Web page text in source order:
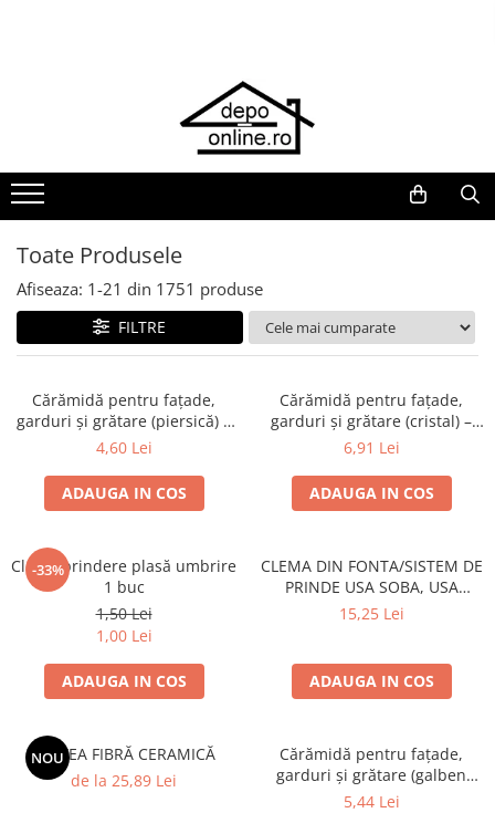
Grătare barbeque din fontă
România
PLITE DIN FONTĂ
GRĂTARE DE GRĂDINĂ
Cuptoare de pizza
Grătare din fontă
Grătare electrice
GRĂTARE PE GAZ
UȘI DIN FONTĂ
Uși de cuptor
Uși pentru sobă și șemineu
VASE DE GĂTIT
Vase pentru gătit din fontă
Vase pentru gătit din inox
Toate Produsele
Afiseaza: 1-21 din 1751 produse
FILTRE
Cărămidă pentru fațade,
garduri și grătare (piersică) –
250 × 120 × 65 mm
4,60 Lei
ADAUGA IN COS
Cărămidă pentru fațade,
garduri și grătare (cristal) –
250 × 120 × 65 mm
6,91 Lei
ADAUGA IN COS
-33%
Clemă prindere plasă umbrire
1 buc
1,50 Lei
1,00 Lei
ADAUGA IN COS
CLEMA DIN FONTA/SISTEM DE
PRINDE USA SOBA, USA
SEMINEU
15,25 Lei
ADAUGA IN COS
NOU
SALTEA FIBRĂ CERAMICĂ
de la 25,89 Lei
Cărămidă pentru fațade,
garduri și grătare (galben
corsica) – 250 × 120 × 65 mm
5,44 Lei